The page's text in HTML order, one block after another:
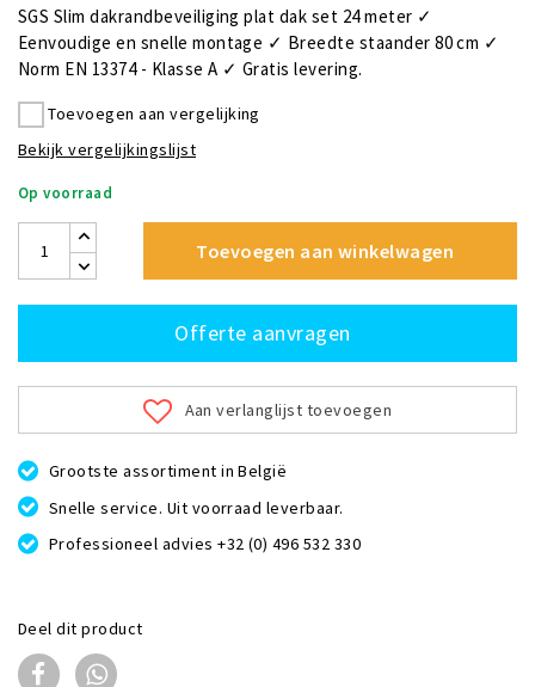
SGS Slim dakrandbeveiliging plat dak set 24 meter ✓
Eenvoudige en snelle montage ✓ Breedte staander 80 cm ✓
Norm EN 13374 - Klasse A ✓ Gratis levering.
Toevoegen aan vergelijking
Bekijk vergelijkingslijst
Op voorraad
Toevoegen aan winkelwagen
Offerte aanvragen
Aan verlanglijst toevoegen
Grootste assortiment in België
Snelle service. Uit voorraad leverbaar.
Professioneel advies +32 (0) 496 532 330
Deel dit product